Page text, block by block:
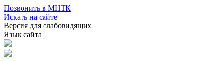
Позвонить в МНТК
Искать на сайте
Версия для слабовидящих
Язык сайта